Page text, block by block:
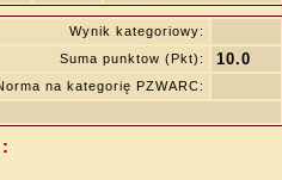
Wynik kategoriowy:
Suma punktow (Pkt): 10.0
na kategorię PZWARC: